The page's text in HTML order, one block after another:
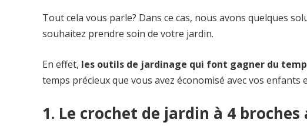
Tout cela vous parle? Dans ce cas, nous avons quelques
souhaitez prendre soin de votre jardin.
En effet, les outils de jardinage qui font gagner du
temps précieux que vous avez économisé avec vos enfants
1. Le crochet de jardin à 4